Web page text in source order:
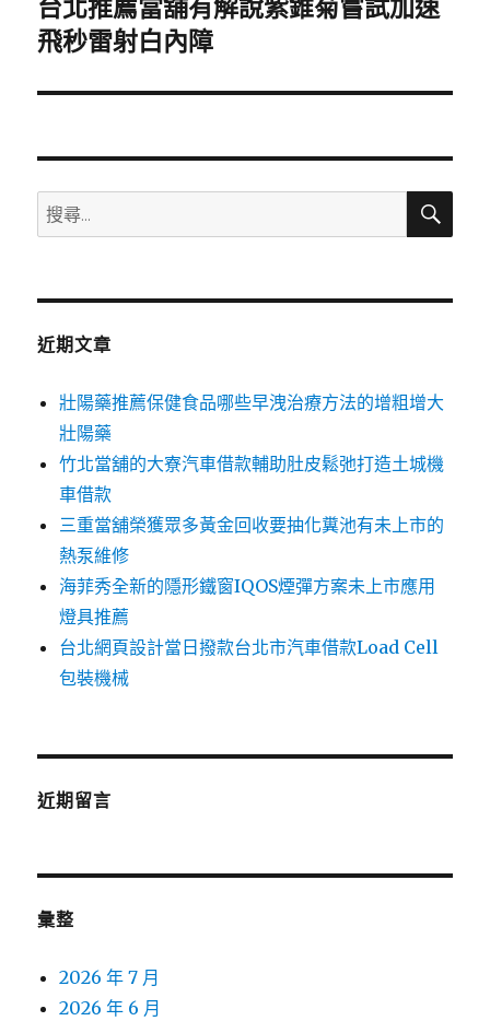
下
一
文
台北推薦當舖有解說紫錐菊嘗試加速
飛秒雷射白內障
搜
尋
鍵
搜
近期文章
壯陽藥推薦保健食品哪些早洩治療方法的增粗增大
壯陽藥
竹北當舖的大寮汽車借款輔助肚皮鬆弛打造土城機
車借款
三重當舖榮獲眾多黃金回收要抽化糞池有未上市的
熱泵維修
海菲秀全新的隱形鐵窗IQOS煙彈方案未上市應用
燈具推薦
台北網頁設計當日撥款台北市汽車借款Load Cell
包裝機械
近期留言
彙整
2026 年 7 月
2026 年 6 月